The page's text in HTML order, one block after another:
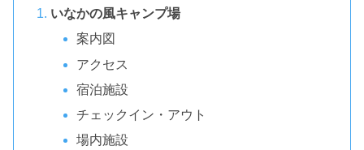
いなかの風キャンプ場
案内図
アクセス
宿泊施設
チェックイン・アウト
場内施設